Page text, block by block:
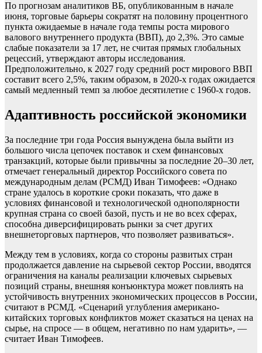
По прогнозам аналитиков ВБ, опубликованным в начале
июня, торговые барьеры сократят на половину процентного
пункта ожидаемые в начале года темпы роста мирового
валового внутреннего продукта (ВВП), до 2,3%. Это самые
слабые показатели за 17 лет, не считая прямых глобальных
рецессий, утверждают авторы исследования.
Предположительно, к 2027 году средний рост мирового ВВП
составит всего 2,5%, таким образом, в 2020-х годах ожидается
самый медленный темп за любое десятилетие с 1960-х годов.
Адаптивность российской экономики
За последние три года Россия вынуждена была выйти из
большого числа цепочек поставок и схем финансовых
транзакций, которые были привычны за последние 20–30 лет,
отмечает генеральный директор Российского совета по
международным делам (РСМД) Иван Тимофеев: «Однако
стране удалось в короткие сроки показать, что даже в
условиях финансовой и технологической однополярности
крупная страна со своей базой, пусть и не во всех сферах,
способна диверсифицировать рынки за счет других
внешнеторговых партнеров, что позволяет развиваться».
Между тем в условиях, когда со стороны развитых стран
продолжается давление на сырьевой сектор России, вводятся
ограничения на каналы реализации ключевых сырьевых
позиций страны, внешняя конъюнктура может повлиять на
устойчивость внутренних экономических процессов в России,
считают в РСМД. «Сценарий углубления американо-
китайских торговых конфликтов может сказаться на ценах на
сырье, на спросе — в общем, негативно по нам ударить», —
считает Иван Тимофеев.